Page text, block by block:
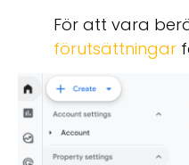
För att vara
förutsättningar